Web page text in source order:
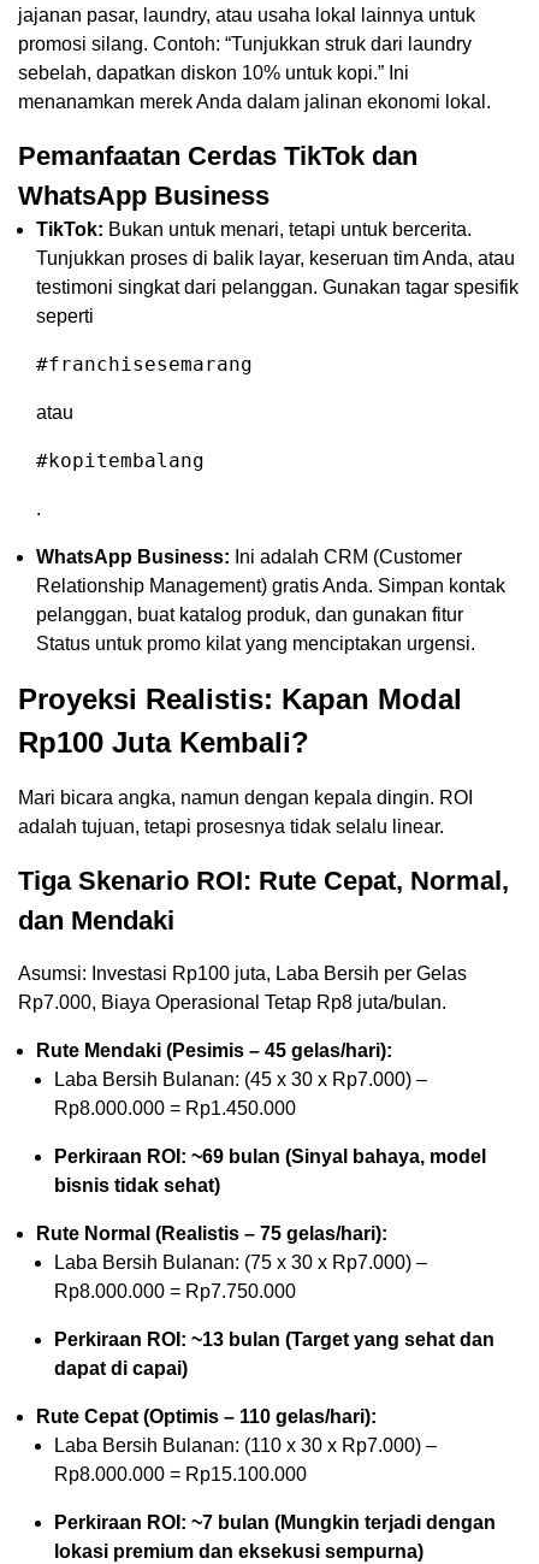
jajanan pasar, laundry, atau usaha lokal lainnya untuk
promosi silang. Contoh: “Tunjukkan struk dari laundry
sebelah, dapatkan diskon 10% untuk kopi.” Ini
menanamkan merek Anda dalam jalinan ekonomi lokal.
Pemanfaatan Cerdas TikTok dan
WhatsApp Business
TikTok: Bukan untuk menari, tetapi untuk bercerita.
Tunjukkan proses di balik layar, keseruan tim Anda, atau
testimoni singkat dari pelanggan. Gunakan tagar spesifik
seperti
#franchisesemarang
atau
#kopitembalang
.
WhatsApp Business: Ini adalah CRM (Customer
Relationship Management) gratis Anda. Simpan kontak
pelanggan, buat katalog produk, dan gunakan fitur
Status untuk promo kilat yang menciptakan urgensi.
Proyeksi Realistis: Kapan Modal
Rp100 Juta Kembali?
Mari bicara angka, namun dengan kepala dingin. ROI
adalah tujuan, tetapi prosesnya tidak selalu linear.
Tiga Skenario ROI: Rute Cepat, Normal,
dan Mendaki
Asumsi: Investasi Rp100 juta, Laba Bersih per Gelas
Rp7.000, Biaya Operasional Tetap Rp8 juta/bulan.
Rute Mendaki (Pesimis – 45 gelas/hari):
Laba Bersih Bulanan: (45 x 30 x Rp7.000) –
Rp8.000.000 = Rp1.450.000
Perkiraan ROI: ~69 bulan (Sinyal bahaya, model
bisnis tidak sehat)
Rute Normal (Realistis – 75 gelas/hari):
Laba Bersih Bulanan: (75 x 30 x Rp7.000) –
Rp8.000.000 = Rp7.750.000
Perkiraan ROI: ~13 bulan (Target yang sehat dan
dapat di capai)
Rute Cepat (Optimis – 110 gelas/hari):
Laba Bersih Bulanan: (110 x 30 x Rp7.000) –
Rp8.000.000 = Rp15.100.000
Perkiraan ROI: ~7 bulan (Mungkin terjadi dengan
lokasi premium dan eksekusi sempurna)